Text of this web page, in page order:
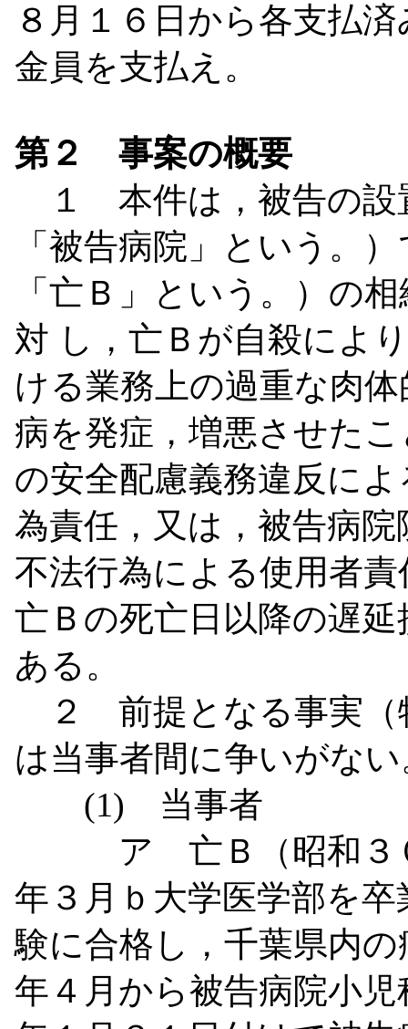
８月１６日から各支払
金員を支払え。
第２ 事案の概要
１ 本件は，被告の設
「被告病院」という。
「亡Ｂ」という。）の
対 し，亡Ｂが自殺によ
ける業務上の過重な肉
病を発症，増悪させた
の安全配慮義務違反に
為責任，又は，被告病
不法行為による使用者
亡Ｂの死亡日以降の遅
ある。
２ 前提となる事実（
は当事者間に争いがな
(1) 当事者
ア 亡Ｂ（昭和３
年３月ｂ大学医学部を
験に合格し，千葉県内
年４月から被告病院小